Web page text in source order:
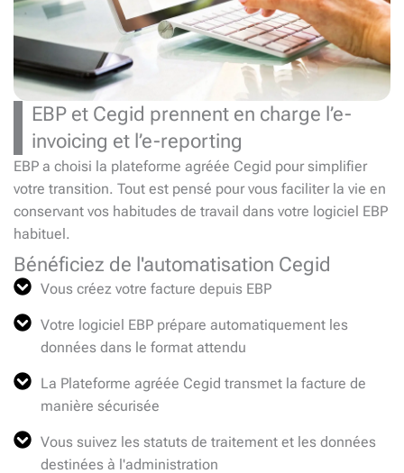
EBP et Cegid prennent en charge l’e-
invoicing et l’e-reporting
EBP a choisi la plateforme agréée Cegid pour simplifier
votre transition. Tout est pensé pour vous faciliter la vie en
conservant vos habitudes de travail dans votre logiciel EBP
habituel.
Bénéficiez de l'automatisation Cegid
Vous créez votre facture depuis EBP
Votre logiciel EBP prépare automatiquement les
données dans le format attendu
La Plateforme agréée Cegid transmet la facture de
manière sécurisée
Vous suivez les statuts de traitement et les données
destinées à l'administration